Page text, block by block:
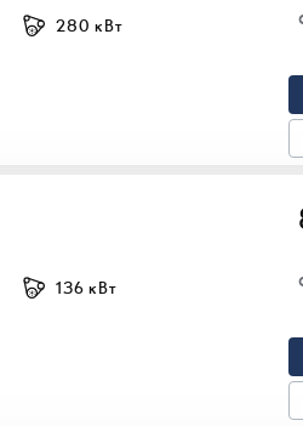
280 кВт
136 кВт